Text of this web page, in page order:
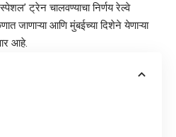
ट्रेन चालवण्याचा निर्णय रेल्वे
जाणाऱ्या आणि मुंबईच्या दिशेने येणाऱ्या
आहे.